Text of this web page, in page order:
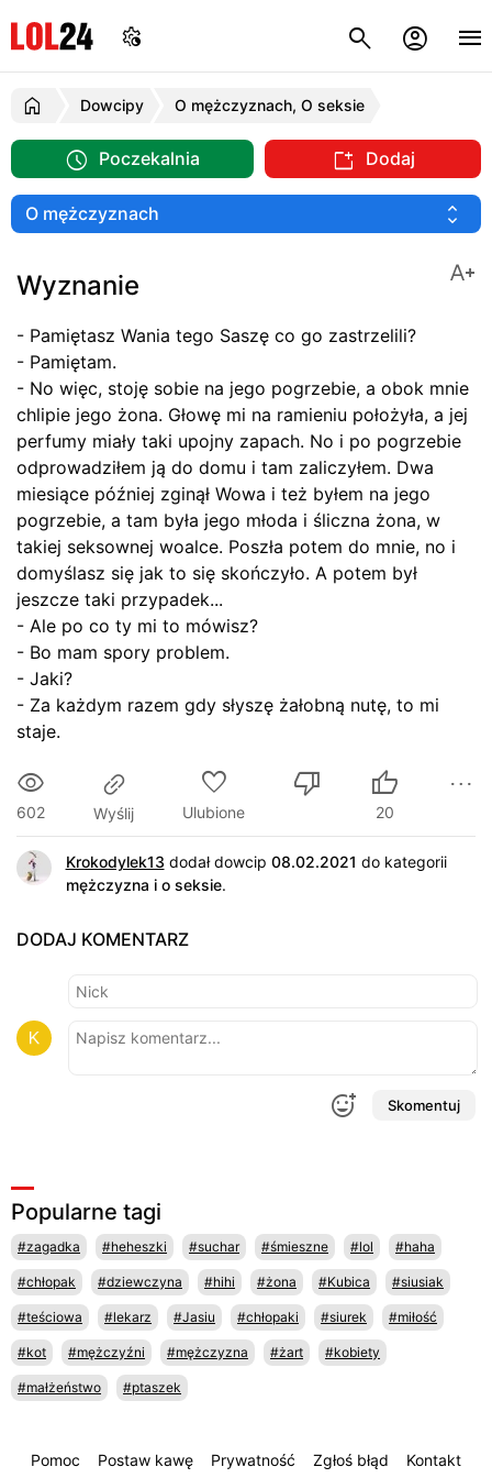
Dowcipy O mężczyznach, O seksie
Poczekalnia Dodaj
Wyznanie
- Pamiętasz Wania tego Saszę co go zastrzelili?
- Pamiętam.
- No więc, stoję sobie na jego pogrzebie, a obok mnie
chlipie jego żona. Głowę mi na ramieniu położyła, a jej
perfumy miały taki upojny zapach. No i po pogrzebie
odprowadziłem ją do domu i tam zaliczyłem. Dwa
miesiące później zginął Wowa i też byłem na jego
pogrzebie, a tam była jego młoda i śliczna żona, w
takiej seksownej woalce. Poszła potem do mnie, no i
domyślasz się jak to się skończyło. A potem był
jeszcze taki przypadek...
- Ale po co ty mi to mówisz?
- Bo mam spory problem.
- Jaki?
- Za każdym razem gdy słyszę żałobną nutę, to mi
staje.
602 Wyślij Ulubione 20
Krokodylek13 dodał dowcip 08.02.2021 do kategorii
mężczyzna i o seksie.
DODAJ KOMENTARZ
Skomentuj
Popularne tagi
#zagadka #heheszki #suchar #śmieszne #lol #haha
#chłopak #dziewczyna #hihi #żona #Kubica #siusiak
#teściowa #lekarz #Jasiu #chłopaki #siurek #miłość
#kot #mężczyźni #mężczyzna #żart #kobiety
#małżeństwo #ptaszek
Pomoc Postaw kawę Prywatność Zgłoś błąd Kontakt